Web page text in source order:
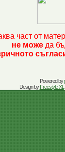
част от
не може да
Powered by
Design byFreestyle XL